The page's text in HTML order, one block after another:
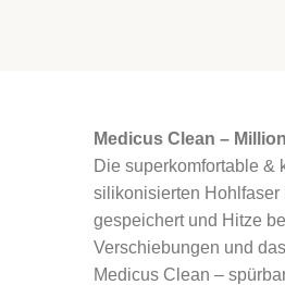
Medicus Clean –
Die superkomfortable &
silikonisierten Hohlfaser
gespeichert und Hitze
Verschiebungen und
Medicus Clean –